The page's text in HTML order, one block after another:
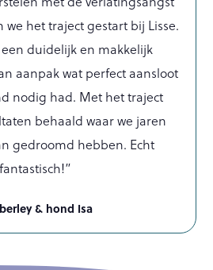
we het traject gestart bij Lisse.
duidelijk en makkelijk
aanpak wat perfect aansloot
nodig had. Met het traject
behaald waar we jaren
gedroomd hebben. Echt
fantastisch!”
& hond Isa